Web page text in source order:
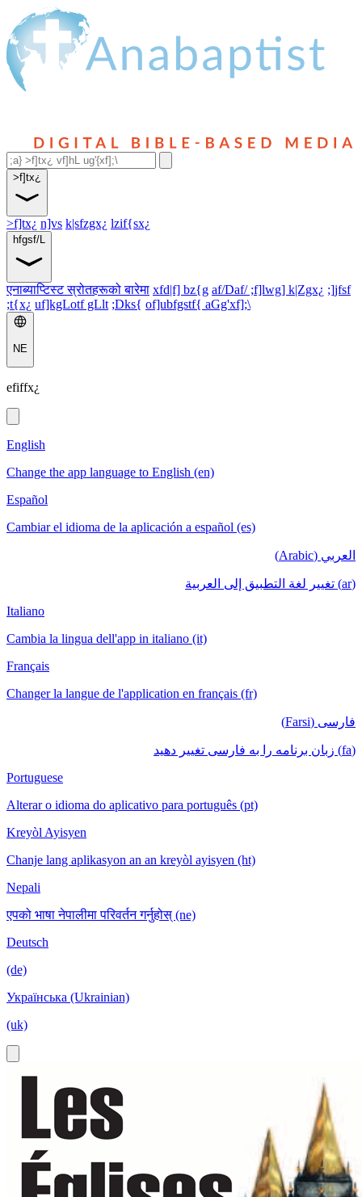
>f]tx¿
>f]tx¿ n]vs k|sfzgx¿ lzif{sx¿
hfgsf/L
एनाब्याप्टिस्ट स्रोतहरूको बारेमा xfd|f] bz{g af/Daf/ ;f]lwg] k|Zgx¿ ;]jfsf
;t{x¿ uf]kgLotf gLlt ;Dks{ of]ubfgstf{ aGg'xf];\
NE
efiffx¿
English
Change the app language to English (en)
Español
Cambiar el idioma de la aplicación a español (es)
العربي (Arabic)
(ar) تغيير لغة التطبيق إلى العربية
Italiano
Cambia la lingua dell'app in italiano (it)
Français
Changer la langue de l'application en français (fr)
فارسی (Farsi)
(fa) زبان برنامه را به فارسی تغییر دهید
Portuguese
Alterar o idioma do aplicativo para português (pt)
Kreyòl Ayisyen
Chanje lang aplikasyon an an kreyòl ayisyen (ht)
Nepali
एपको भाषा नेपालीमा परिवर्तन गर्नुहोस् (ne)
Deutsch
(de)
Українська (Ukrainian)
(uk)